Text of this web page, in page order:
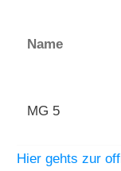
Name
MG 5
Hier gehts zur